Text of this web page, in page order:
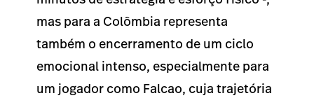
mas para a Colômbia representa
também o encerramento de um ciclo
emocional intenso, especialmente para
um jogador como Falcao, cuja trajetória